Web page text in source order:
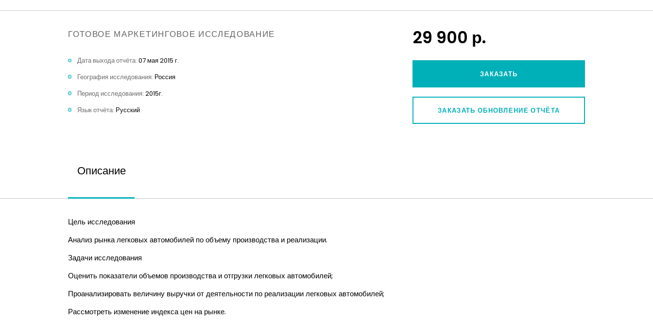
ГОТОВОЕ МАРКЕТИНГОВОЕ ИССЛЕДОВАНИЕ
Дата выхода отчёта: 07 мая 2015 г.
География исследования: Россия
Период исследования: 2015г.
Язык отчёта: Русский
29 900 р.
ЗАКАЗАТЬ
ЗАКАЗАТЬ ОБНОВЛЕНИЕ ОТЧЁТА
Описание
Цель исследования
Анализ рынка легковых автомобилей по объему производства и реализации.
Задачи исследования
Оценить показатели объемов производства и отгрузки легковых автомобилей;
Проанализировать величину выручки от деятельности по реализации легковых автомобилей;
Рассмотреть изменение индекса цен на рынке.